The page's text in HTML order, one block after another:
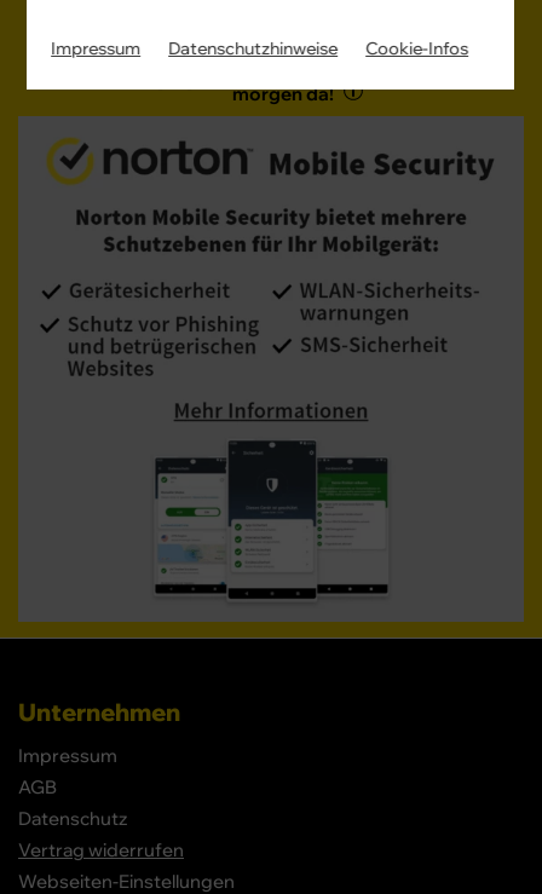
Overnight-Lieferung:
morgen da!
Unternehmen
Impressum
AGB
Datenschutz
Vertrag widerrufen
Webseiten-Einstellungen
Impressum Datenschutzhinweise Cookie-Infos